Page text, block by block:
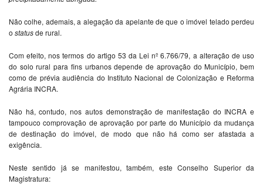
Não colhe, ademais, a alegação da apelante de que o imóvel telado perdeu
o statusde rural.
Com efeito, nos termos do artigo 53 da Lei nº 6.766/79, a alteração de uso
do solo rural para fins urbanos depende de aprovação do Município, bem
como de prévia audiência do Instituto Nacional de Colonização e Reforma
Agrária INCRA.
Não há, contudo, nos autos demonstração de manifestação do INCRA e
tampouco comprovação de aprovação por parte do Município da mudança
de destinação do imóvel, de modo que não há como ser afastada a
exigência.
Neste sentido já se manifestou, também, este Conselho Superior da
Magistratura: